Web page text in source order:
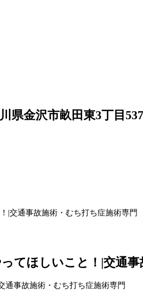
県金沢市畝田東3丁目537
|交通事故施術・むち打ち症施術専門
てほしいこと！|交通事